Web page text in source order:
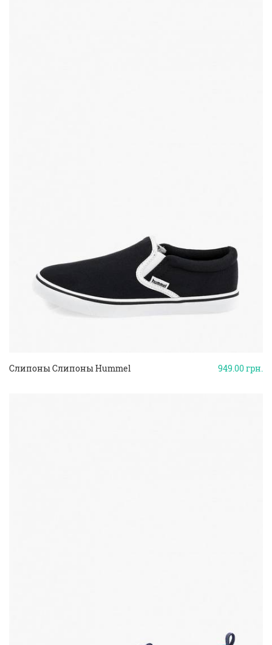
949.00грн.
Слипоны Слипоны Hummel